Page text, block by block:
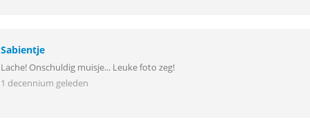
Sabientje
Lache! Onschuldig muisje... Leuke foto zeg!
1 decennium geleden